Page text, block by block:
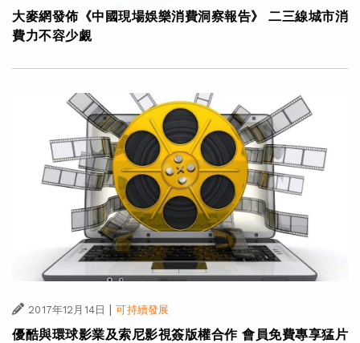
大麥網發佈《中國現場娛樂消費洞察報告》 二三線城市消
費力不容少覷
2017年12月14日 | 可持續發展
優酷與環球影業及索尼影視簽版權合作 會員免費專享猛片